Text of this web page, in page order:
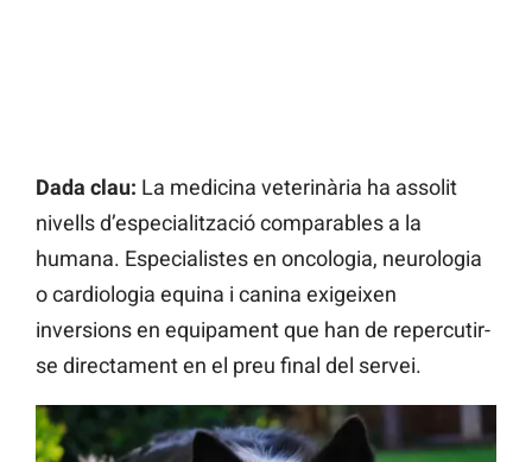
Dada clau: La medicina veterinària ha assolit
nivells d’especialització comparables a la
humana. Especialistes en oncologia, neurologia
o cardiologia equina i canina exigeixen
inversions en equipament que han de repercutir-
se directament en el preu final del servei.